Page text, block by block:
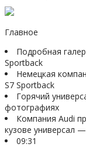
Главное
Подробная
Sportback
Немецкая
S7 Sportback
Горячий
фотографиях
Компания Audi
кузове универсал
09:31